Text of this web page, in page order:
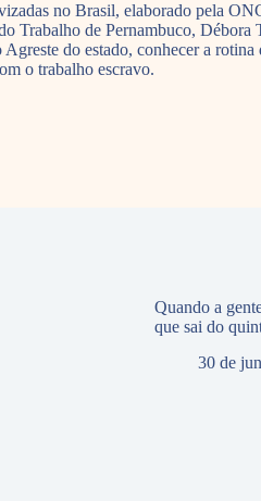
no Brasil, elaborado pela
Trabalho de Pernambuco,
do estado, conhecer a
o trabalho escravo.
Quando a
que sai do
30 de